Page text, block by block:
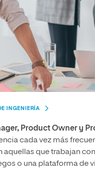
INGENIERÍA
Product Owner y
cada vez más
aquellas que trabajan
o una plataforma de